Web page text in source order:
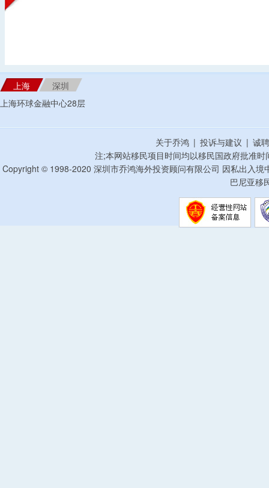
上海
深圳
上海环球金融中心28层
关于乔鸿 | 投诉与建议 | 诚
注;本网站移民项目时间均以移民国政府批准
Copyright © 1998-2020 深圳市乔鸿海外投资顾问有限公司 因私出入
巴尼亚移